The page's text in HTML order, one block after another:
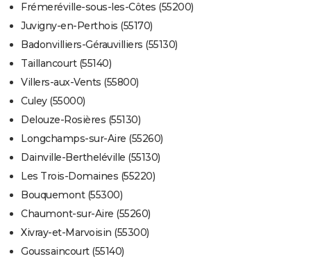
Frémeréville-sous-les-Côtes (55200)
Juvigny-en-Perthois (55170)
Badonvilliers-Gérauvilliers (55130)
Taillancourt (55140)
Villers-aux-Vents (55800)
Culey (55000)
Delouze-Rosières (55130)
Longchamps-sur-Aire (55260)
Dainville-Bertheléville (55130)
Les Trois-Domaines (55220)
Bouquemont (55300)
Chaumont-sur-Aire (55260)
Xivray-et-Marvoisin (55300)
Goussaincourt (55140)